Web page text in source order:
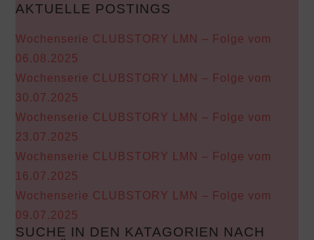
AKTUELLE POSTINGS
Wochenserie CLUBSTORY LMN – Folge vom
06.08.2025
Wochenserie CLUBSTORY LMN – Folge vom
30.07.2025
Wochenserie CLUBSTORY LMN – Folge vom
23.07.2025
Wochenserie CLUBSTORY LMN – Folge vom
16.07.2025
Wochenserie CLUBSTORY LMN – Folge vom
09.07.2025
SUCHE IN DEN KATAGORIEN NACH